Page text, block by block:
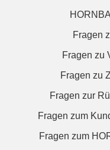
Fragen
Fragen zu
Fragen zu
Fragen zur
Fragen zum
Fragen zum